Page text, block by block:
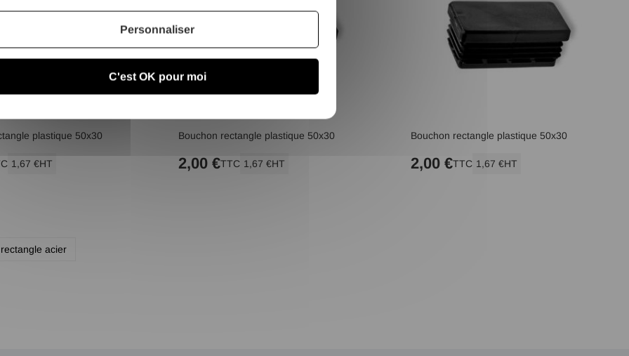
plastique 50x30
1,67 €HT
Bouchon rectangle plastique 50x30
2,00 €TTC 1,67 €HT
Bouchon rectangle plastique 50x30
2,00 €TTC 1,67 €HT
acier
C'est OK pour moi
Personnaliser